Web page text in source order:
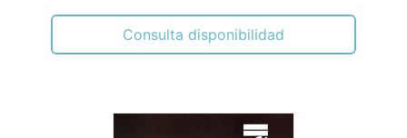
Consulta disponibilidad